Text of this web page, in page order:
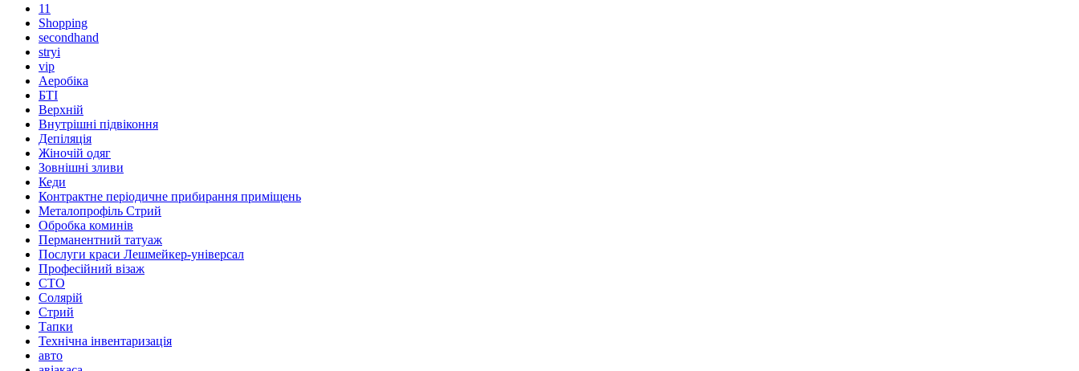
11
Shopping
secondhand
stryi
vip
Аеробіка
БТІ
Верхній
Внутрішні підвіконня
Депіляція
Жіночій одяг
Зовнішні зливи
Кеди
Контрактне періодичне прибирання приміщень
Металопрофіль Стрий
Обробка коминів
Перманентний татуаж
Послуги краси Лешмейкер-універсал
Професійний візаж
СТО
Солярій
Стрий
Тапки
Технічна інвентаризація
авто